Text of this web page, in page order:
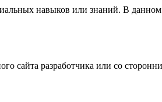
навыков или знаний. В
сайта разработчика или со